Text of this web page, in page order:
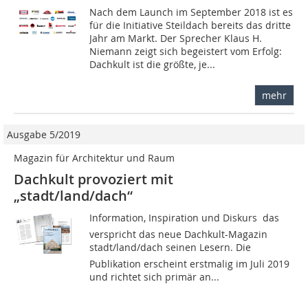
Nach dem Launch im September 2018 ist es
für die Initiative Steildach bereits das dritte
Jahr am Markt. Der Sprecher Klaus H.
Niemann zeigt sich begeistert vom Erfolg:
Dachkult ist die größte, je...
mehr
Ausgabe 5/2019
Magazin für Architektur und Raum
Dachkult provoziert mit
„stadt/land/dach“
Information, Inspiration und Diskurs  das
verspricht das neue Dachkult-Magazin
stadt/land/dach seinen Lesern. Die
Publikation erscheint erstmalig im Juli 2019
und richtet sich primär an...